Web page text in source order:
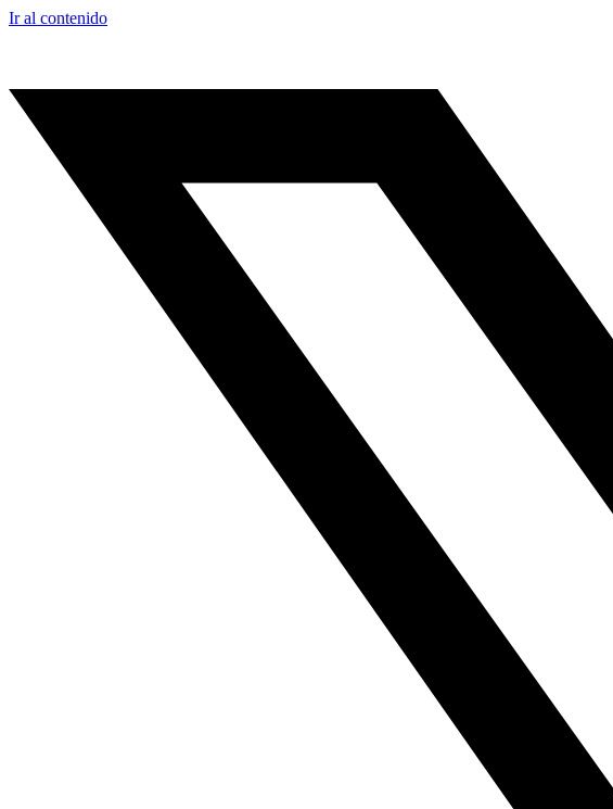
Ir al contenido